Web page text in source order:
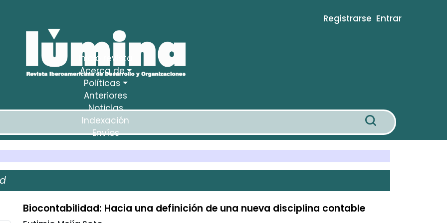
Registrarse Entrar
Inicio revista
Acerca de
Políticas
Anteriores
Noticias
Indexación
Envíos
Biocontabilidad: Hacia una definición de una nueva disciplina contable